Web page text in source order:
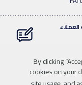
By clicking
cookies on your